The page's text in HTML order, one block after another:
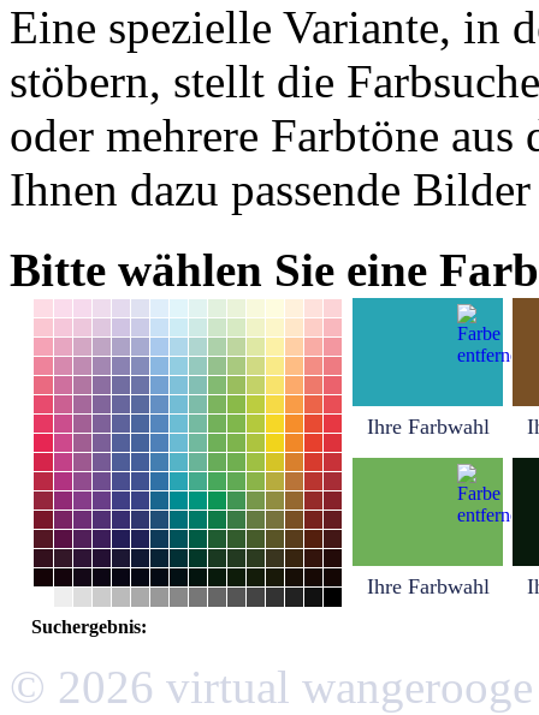
Eine spezielle Variante, in
stöbern, stellt die
oder mehrere Farbtöne
Ihnen dazu passende
Bitte wählen Sie eine
Ihre Farbwahl
Ihre Farbwahl
Suchergebnis:
© 2026 virtual wangerooge